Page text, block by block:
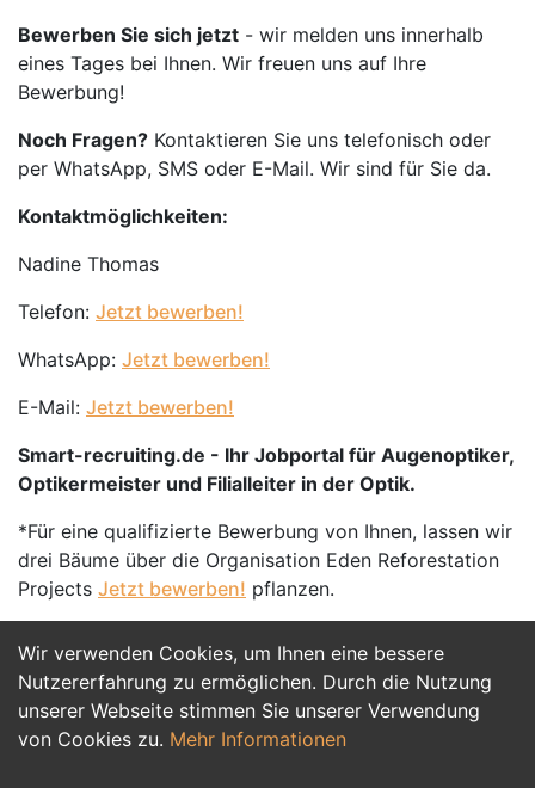
Wir verwenden Cookies, um Ihnen eine bessere
Nutzererfahrung zu ermöglichen. Durch die Nutzung
unserer Webseite stimmen Sie unserer Verwendung
von Cookies zu. Mehr Informationen
Bewerben Sie sich jetzt - wir melden uns innerhalb
eines Tages bei Ihnen. Wir freuen uns auf Ihre
Bewerbung!
Noch Fragen? Kontaktieren Sie uns telefonisch oder
per WhatsApp, SMS oder E-Mail. Wir sind für Sie da.
Kontaktmöglichkeiten:
Nadine Thomas
Telefon: Jetzt bewerben!
WhatsApp: Jetzt bewerben!
E-Mail: Jetzt bewerben!
Smart-recruiting.de - Ihr Jobportal für Augenoptiker,
Optikermeister und Filialleiter in der Optik.
*Für eine qualifizierte Bewerbung von Ihnen, lassen wir
drei Bäume über die Organisation Eden Reforestation
Projects Jetzt bewerben! pflanzen.
Jetzt Bewerben